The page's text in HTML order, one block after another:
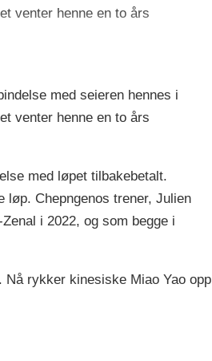
venter henne en to års
med seieren hennes i
venter henne en to års
med løpet tilbakebetalt.
Chepngenos trener, Julien
i 2022, og som begge i
rykker kinesiske Miao Yao opp